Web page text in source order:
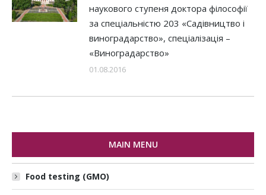
наукового ступеня доктора філософії
за спеціальністю 203 «Садівництво і
виноградарство», спеціалізація –
«Виноградарство»
01.08.2016
MAIN MENU
Food testing (GMO)